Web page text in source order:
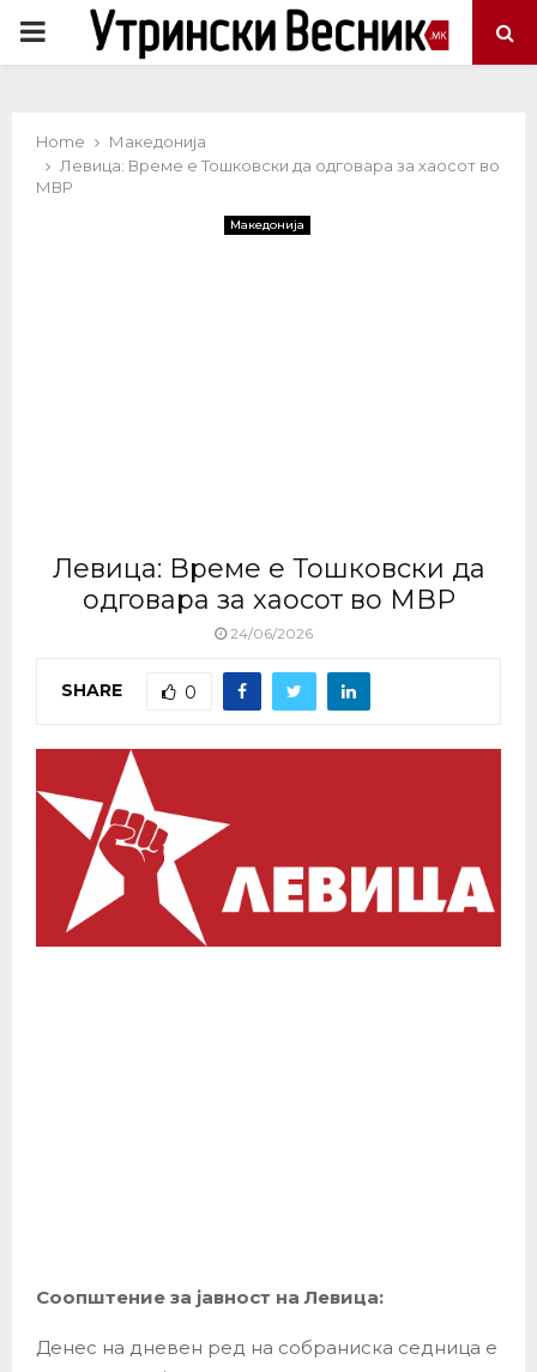
PRIMARY
Home
Македонија
Левица: Време е Тошковски да одговара за хаосот во
МВР
Македонија
Левица: Време е Тошковски да
одговара за хаосот во МВР
24/06/2026
SHARE 0
Соопштение за јавност на Левица:
Денес на дневен ред на собраниска седница е